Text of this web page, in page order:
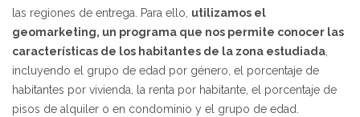
las regiones de entrega. Para ello, utilizamos el
geomarketing, un programa que nos permite conocer las
características de los habitantes de la zona estudiada
incluyendo el grupo de edad por género, el porcentaje de
habitantes por vivienda, la renta por habitante, el porcentaje de
pisos de alquiler o en condominio y el grupo de edad.